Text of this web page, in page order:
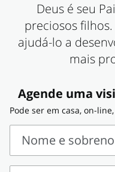
Deus é seu
preciosos
ajudá-lo a
mais
Agende uma
Pode ser em casa, on-
Nome e
Nome